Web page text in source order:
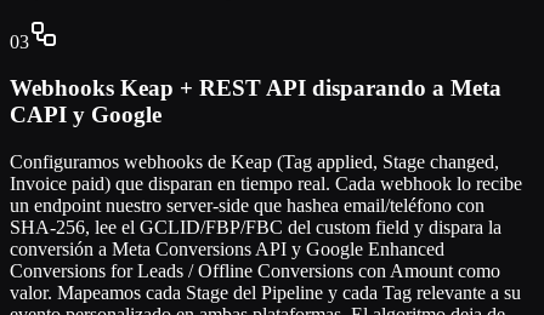
03
Webhooks Keap + REST API disparando a Meta
CAPI y Google
Configuramos webhooks de Keap (Tag applied, Stage changed,
Invoice paid) que disparan en tiempo real. Cada webhook lo recibe
un endpoint nuestro server-side que hashea email/teléfono con
SHA-256, lee el GCLID/FBP/FBC del custom field y dispara la
conversión a Meta Conversions API y Google Enhanced
Conversions for Leads / Offline Conversions con Amount como
valor. Mapeamos cada Stage del Pipeline y cada Tag relevante a su